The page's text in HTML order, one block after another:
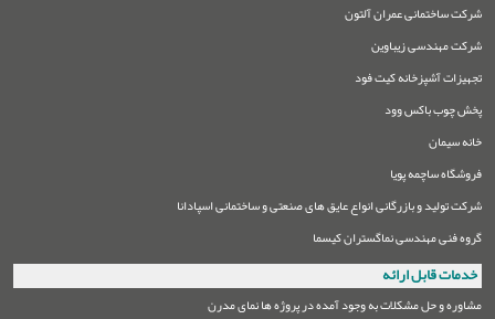
شرکت ساختمانی عمران آلتون
شرکت مهندسی زیباوین
تجهیزات آشپزخانه کیت فود
پخش چوب باکس وود
خانه سیمان
فروشگاه ساچمه پویا
شرکت تولید و بازرگانی انواع عایق های صنعتی و ساختمانی اسپادانا
گروه فنی مهندسی نماگستران کیسما
خدمات قابل ارائه
مشاوره و حل مشکلات به وجود آمده در پروژه ها نمای مدرن